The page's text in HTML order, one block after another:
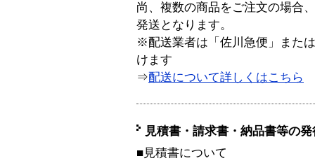
尚、複数の商品をご注文の場合
発送となります。
※配送業者は「佐川急便」また
けます
⇒配送について詳しくはこちら
見積書・請求書・納品書等の
■見積書について